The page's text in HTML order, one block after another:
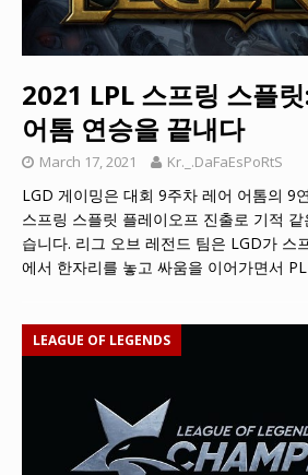
2021 LPL 스프링 스플
어톰 연승을 끝내다
March 17, 2021 Kr._.DaFaEsPoRtS
LGD 게이밍은 대회 9주차 레어 어톰의 9
스프링 스플릿 플레이오프 진출로 기적
습니다. 리그 오브 레전드 팀은 LGD가 스
에서 한자리를 놓고 싸움을 이어가면서
LEAGUE OF LEGENDS